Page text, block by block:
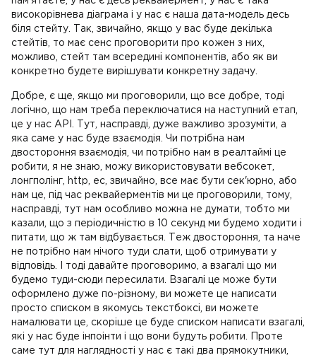
високорівнева діаграма і у нас є наша дата-модель десь
біля стейту. Так, звичайно, якщо у вас буде декілька
стейтів, то має сенс проговорити про кожен з них,
можливо, стейт там всередині компонентів, або як ви
конкретно будете вирішувати конкретну задачу.
Добре, є ще, якщо ми проговорили, що все добре, тоді
логічно, що нам треба переключатися на наступний етап,
це у нас API. Тут, насправді, дуже важливо зрозуміти, а
яка саме у нас буде взаємодія. Чи потрібна нам
двостороння взаємодія, чи потрібно нам в реалтаймі це
робити, я не знаю, можу використовувати вебсокет,
лонгполінг, http, ес, звичайно, все має бути сек'юрно, або
нам це, під час реквайерментів ми це проговорили, тому,
насправді, тут нам особливо можна не думати, тобто ми
казали, що з періодичністю в 10 секунд ми будемо ходити і
питати, що ж там відбувається. Теж двостороння, та наче
не потрібно нам нічого туди слати, щоб отримувати у
відповідь. І тоді давайте проговоримо, а взагалі що ми
будемо туди-сюди пересилати. Взагалі це може бути
оформлено дуже по-різному, ви можете це написати
просто списком в якомусь текстбоксі, ви можете
намалювати це, скоріше це буде списком написати взагалі,
які у нас буде інпоінти і що вони будуть робити. Проте
саме тут для наглядності у нас є такі два прямокутники,